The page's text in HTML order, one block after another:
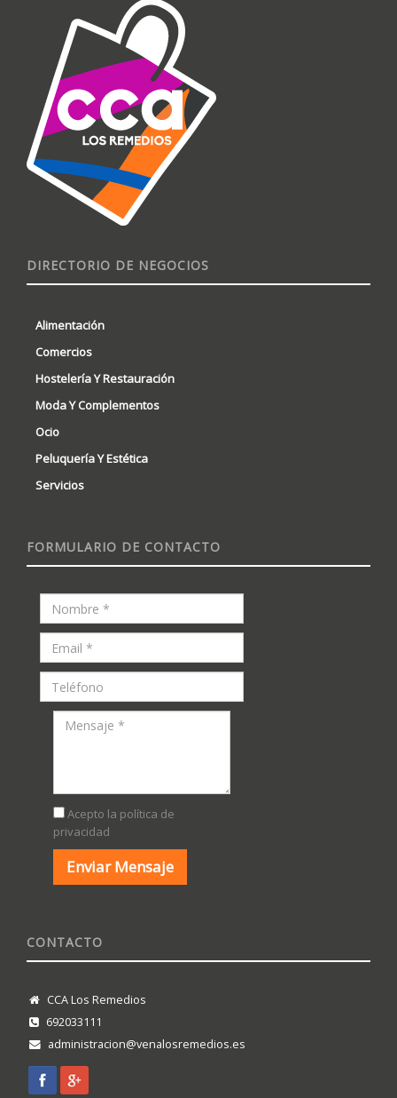
DIRECTORIO DE NEGOCIOS
Alimentación
Comercios
Hostelería Y Restauración
Moda Y Complementos
Ocio
Peluquería Y Estética
Servicios
FORMULARIO DE CONTACTO
Acepto la política de
privacidad
CONTACTO
CCA Los Remedios
692033111
administracion@venalosremedios.es